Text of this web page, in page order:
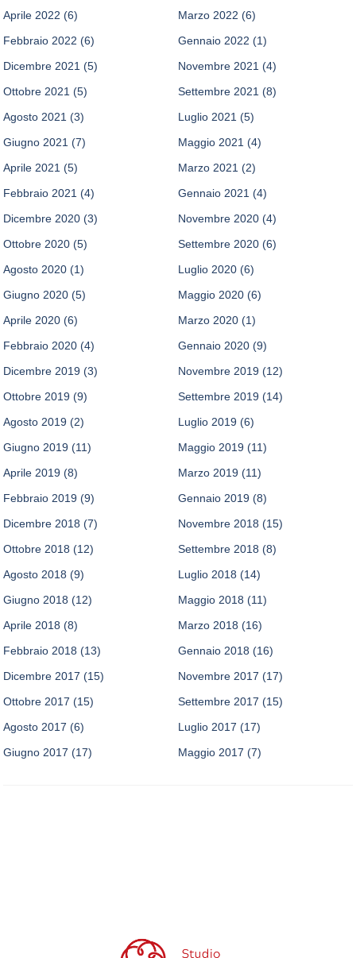
Aprile 2022 (6) Marzo 2022 (6)
Febbraio 2022 (6) Gennaio 2022 (1)
Dicembre 2021 (5) Novembre 2021 (4)
Ottobre 2021 (5) Settembre 2021 (8)
Agosto 2021 (3) Luglio 2021 (5)
Giugno 2021 (7) Maggio 2021 (4)
Aprile 2021 (5) Marzo 2021 (2)
Febbraio 2021 (4) Gennaio 2021 (4)
Dicembre 2020 (3) Novembre 2020 (4)
Ottobre 2020 (5) Settembre 2020 (6)
Agosto 2020 (1) Luglio 2020 (6)
Giugno 2020 (5) Maggio 2020 (6)
Aprile 2020 (6) Marzo 2020 (1)
Febbraio 2020 (4) Gennaio 2020 (9)
Dicembre 2019 (3) Novembre 2019 (12)
Ottobre 2019 (9) Settembre 2019 (14)
Agosto 2019 (2) Luglio 2019 (6)
Giugno 2019 (11) Maggio 2019 (11)
Aprile 2019 (8) Marzo 2019 (11)
Febbraio 2019 (9) Gennaio 2019 (8)
Dicembre 2018 (7) Novembre 2018 (15)
Ottobre 2018 (12) Settembre 2018 (8)
Agosto 2018 (9) Luglio 2018 (14)
Giugno 2018 (12) Maggio 2018 (11)
Aprile 2018 (8) Marzo 2018 (16)
Febbraio 2018 (13) Gennaio 2018 (16)
Dicembre 2017 (15) Novembre 2017 (17)
Ottobre 2017 (15) Settembre 2017 (15)
Agosto 2017 (6) Luglio 2017 (17)
Giugno 2017 (17) Maggio 2017 (7)